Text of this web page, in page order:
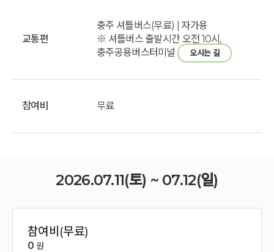
교통편
충주 셔틀버스(무료) | 자가용
※ 셔틀버스 출발시간 오전 10시,
충주공용버스터미널
오시는 길
참여비 무료
2026.07.11(토) ~ 07.12(일)
참여비(무료)
0 원